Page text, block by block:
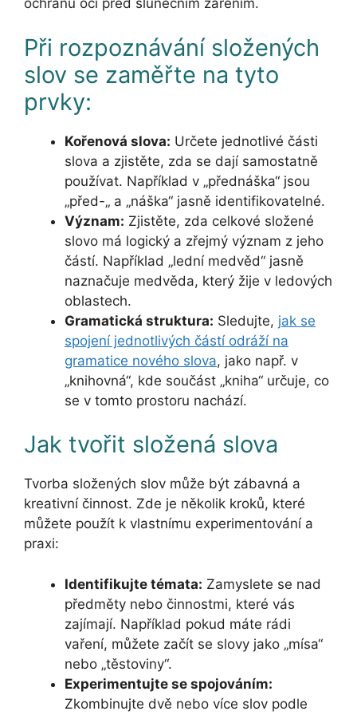
ochranu očí před slunečním zářením.
Při rozpoznávání složených
slov se zaměřte na tyto
prvky:
Kořenová slova: Určete jednotlivé části
slova a zjistěte, zda se dají samostatně
používat. Například v „přednáška“ jsou
„před-„ a „náška“ jasně identifikovatelné.
Význam: Zjistěte, zda celkové složené
slovo má logický a zřejmý význam z jeho
částí. Například „lední medvěd“ jasně
naznačuje medvěda, který žije v ledových
oblastech.
Gramatická struktura: Sledujte, jak se
spojení jednotlivých částí odráží na
gramatice nového slova, jako např. v
„knihovná“, kde součást „kniha“ určuje, co
se v tomto prostoru nachází.
Jak tvořit složená slova
Tvorba složených slov může být zábavná a
kreativní činnost. Zde je několik kroků, které
můžete použít k vlastnímu experimentování a
praxi:
Identifikujte témata: Zamyslete se nad
předměty nebo činnostmi, které vás
zajímají. Například pokud máte rádi
vaření, můžete začít se slovy jako „mísa“
nebo „těstoviny“.
Experimentujte se spojováním:
Zkombinujte dvě nebo více slov podle